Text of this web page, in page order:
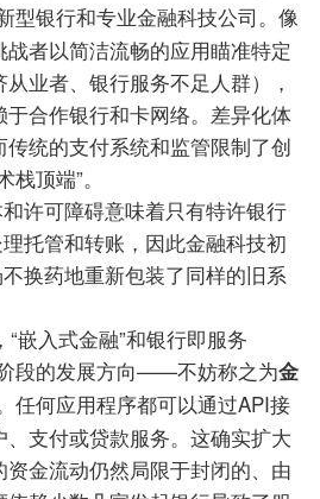
型银行和专业金融科技公司。像
者以简洁流畅的应用瞄准特定
业者、银行服务不足人群），
合作银行和卡网络。差异化体
统的支付系统和监管限制了创
顶端”。
许可障碍意味着只有特许银行
托管和转账，因此金融科技初
换药地重新包装了同样的旧系
嵌入式金融”和银行即服务
阶段的发展方向——不妨称之为金
任何应用程序都可以通过API接
支付或贷款服务。这确实扩大
金流动仍然局限于封闭的、由